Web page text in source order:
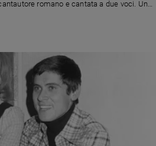
romano e cantata a due voci. Un
attraverso il web.